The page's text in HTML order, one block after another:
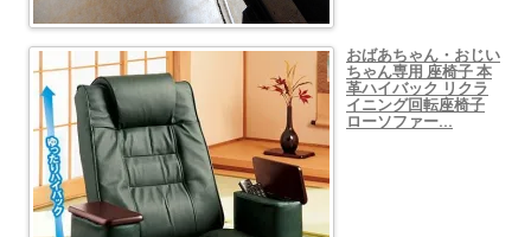
おばあちゃん・おじい
ちゃん専用 座椅子 本
革ハイバック リクラ
イニング回転座椅子
ローソファー…